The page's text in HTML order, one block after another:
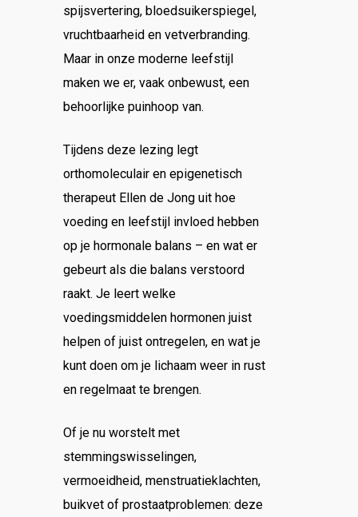
spijsvertering, bloedsuikerspiegel,
vruchtbaarheid en vetverbranding.
Maar in onze moderne leefstijl
maken we er, vaak onbewust, een
behoorlijke puinhoop van.
Tijdens deze lezing legt
orthomoleculair en epigenetisch
therapeut Ellen de Jong uit hoe
voeding en leefstijl invloed hebben
op je hormonale balans – en wat er
gebeurt als die balans verstoord
raakt. Je leert welke
voedingsmiddelen hormonen juist
helpen of juist ontregelen, en wat je
kunt doen om je lichaam weer in rust
en regelmaat te brengen.
Of je nu worstelt met
stemmingswisselingen,
vermoeidheid, menstruatieklachten,
buikvet of prostaatproblemen: deze